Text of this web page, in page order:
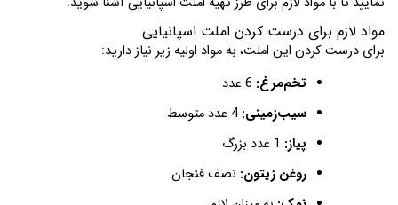
مواد لازم برای درست کردن املت اسپانیایی
برای درست کردن این املت، به مواد اولیه زیر نیاز دارید:
تخم‌مرغ:
سیب‌زمینی:4 عدد متوسط
پیاز:
روغن زیتون: نصف فنجان